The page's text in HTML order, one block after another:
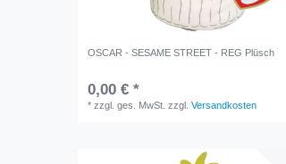
OSCAR - SESAME STREET - REG Plüsch
0,00 € *
*zzgl. ges. MwSt. zzgl.Versandkosten